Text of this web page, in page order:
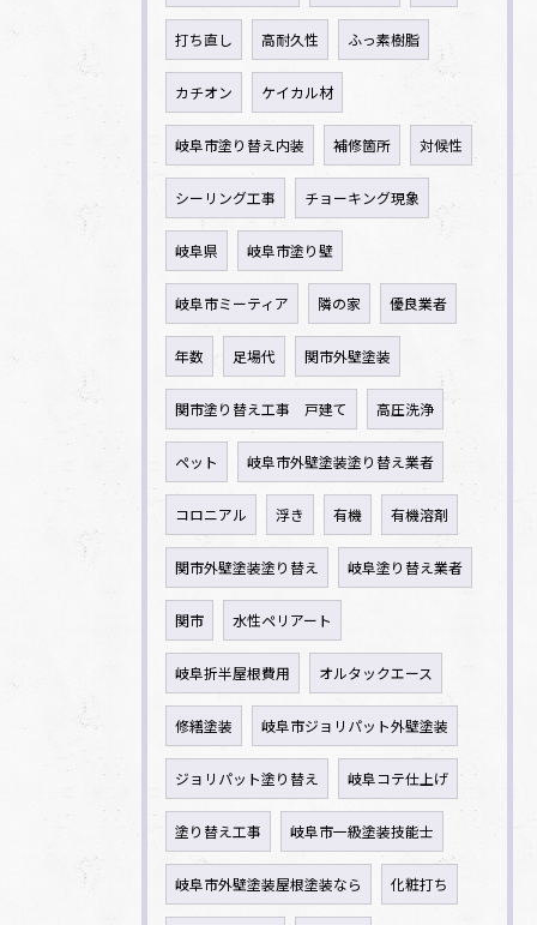
打ち直し 高耐久性 ふっ素樹脂
カチオン ケイカル材
岐阜市塗り替え内装 補修箇所 対候性
シーリング工事 チョーキング現象
岐阜県 岐阜市塗り壁
岐阜市ミーティア 隣の家 優良業者
年数 足場代 関市外壁塗装
関市塗り替え工事 戸建て 高圧洗浄
ペット 岐阜市外壁塗装塗り替え業者
コロニアル 浮き 有機 有機溶剤
関市外壁塗装塗り替え 岐阜塗り替え業者
関市 水性ペリアート
岐阜折半屋根費用 オルタックエース
修繕塗装 岐阜市ジョリパット外壁塗装
ジョリパット塗り替え 岐阜コテ仕上げ
塗り替え工事 岐阜市一級塗装技能士
岐阜市外壁塗装屋根塗装なら 化粧打ち